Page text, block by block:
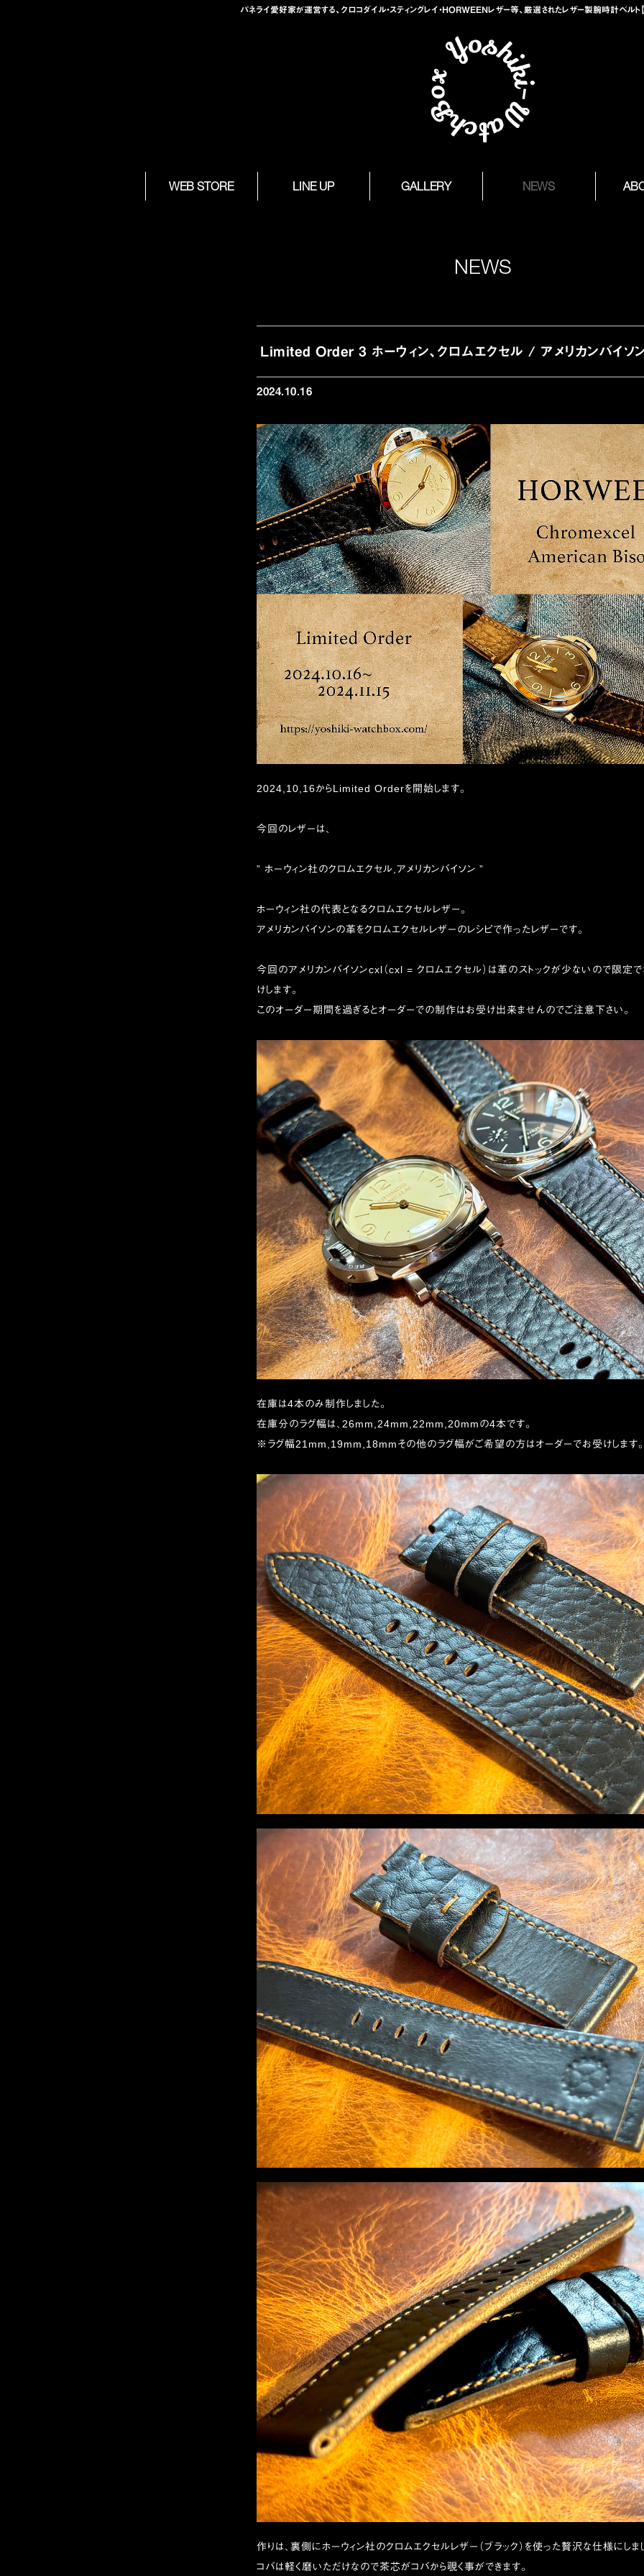
パネライ愛好家が運営する、クロコダイル・スティングレイ・HORWEENレザー等、厳選されたレザー製腕時計ベル
WEB STORE LINE UP GALLERY NEWS
NEWS
Limited Order 3 ホーウィン、クロムエクセル / アメリカンバイソ
2024.10.16
2024,10,16からLimited Orderを開始します。
今回のレザーは、
” ホーウィン社のクロムエクセル,アメリカンバイソン ”
ホーウィン社の代表となるクロムエクセルレザー。
アメリカンバイソンの革をクロムエクセルレザーのレシピで作ったレザーです。
今回のアメリカンバイソンcxl（cxl = クロムエクセル）は革のストックが少ないので限定
けします。
このオーダー期間を過ぎるとオーダーでの制作はお受け出来ませんのでご注意下さい。
在庫は4本のみ制作しました。
在庫分のラグ幅は、26mm,24mm,22mm,20mmの4本です。
※ラグ幅21mm,19mm,18mmその他のラグ幅がご希望の方はオーダーでお受けします。
作りは、裏側にホーウィン社のクロムエクセルレザー（ブラック）を使った贅沢な仕様にしま
コバは軽く磨いただけなので茶芯がコバから覗く事ができます。